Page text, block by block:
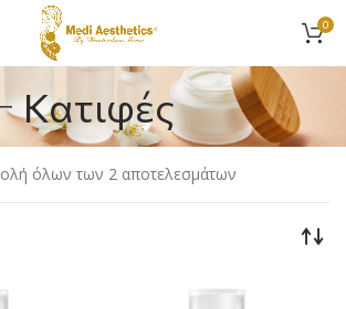
0
Κατιφές
όλων των 2 αποτελεσμάτων